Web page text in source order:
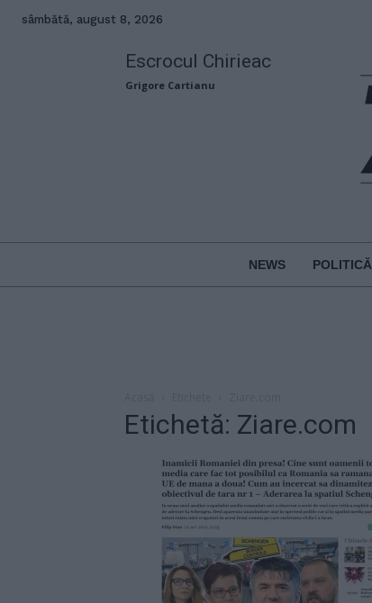
sâmbătă, august 8, 2026
Escrocul Chirieac
Grigore Cartianu
NEWS POLITICĂ
Etichetă: Ziare.com